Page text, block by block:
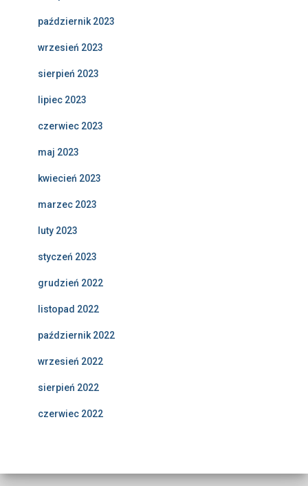
październik 2023
wrzesień 2023
sierpień 2023
lipiec 2023
czerwiec 2023
maj 2023
kwiecień 2023
marzec 2023
luty 2023
styczeń 2023
grudzień 2022
listopad 2022
październik 2022
wrzesień 2022
sierpień 2022
czerwiec 2022